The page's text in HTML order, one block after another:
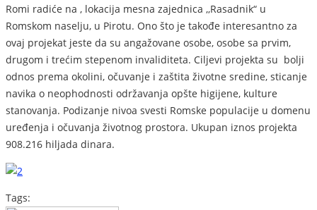
Romi radiće na , lokacija mesna zajednica ,,Rasadnik“ u
Romskom naselju, u Pirotu. Ono što je takođe interesantno za
ovaj projekat jeste da su angažovane osobe, osobe sa prvim,
drugom i trećim stepenom invaliditeta. Ciljevi projekta su bolji
odnos prema okolini, očuvanje i zaštita životne sredine, sticanje
navika o neophodnosti održavanja opšte higijene, kulture
stanovanja. Podizanje nivoa svesti Romske populacije u domenu
uređenja i očuvanja životnog prostora. Ukupan iznos projekta
908.216 hiljada dinara.
Tags: